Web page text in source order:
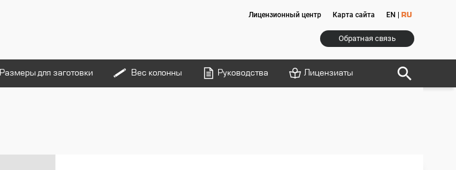
Лицензионный центр Карта сайта EN RU
Обратная связь
Размеры для заготовки Вес колонны Руководства Лицензиаты search